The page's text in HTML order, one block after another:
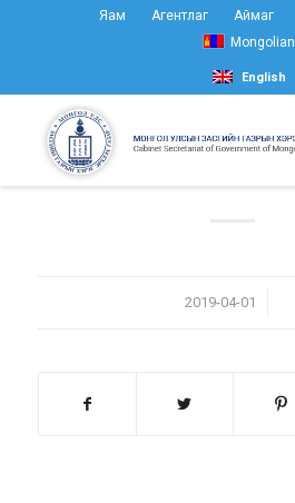
Яам Агентлаг Аймаг
Mongolian
English
2019-04-01
/